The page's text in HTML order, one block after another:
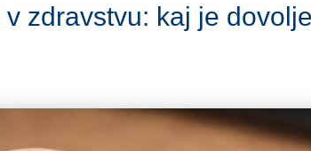
zdravstvu: kaj je